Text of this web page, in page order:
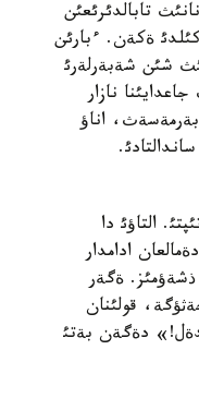
تابالدئرئعئن
ةكةن. ءبارئن
شئن شةبةرلةرئ
نازار
اناؤ
التاؤئ دا
ادامدار
ذشةؤمئز. ةگةر
قولئنان
دةگةن بةتئ